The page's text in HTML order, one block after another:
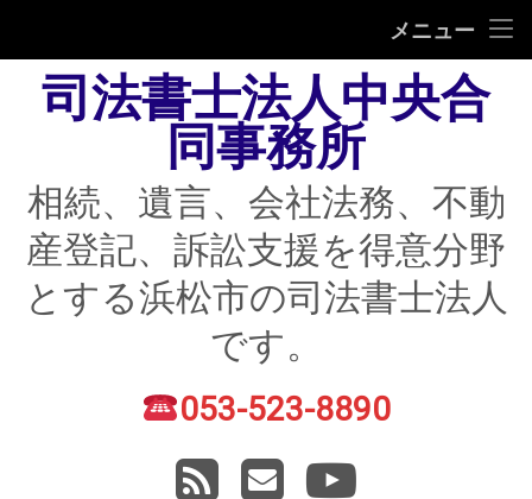
メニュー
相続
不動産登記
債務整理
住宅ローン返済にお困りの方
賃貸トラブル
司法書士法人中央合
同事務所
相続、遺言、会社法務、不動
産登記、訴訟支援を得意分野
とする浜松市の司法書士法人
です。
電話番号: 053-523-8890
RSSメールアドレス
YouTube